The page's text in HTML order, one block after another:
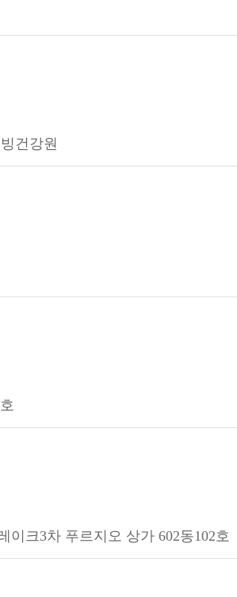
건강원
이크3차 푸르지오 상가 602동102호